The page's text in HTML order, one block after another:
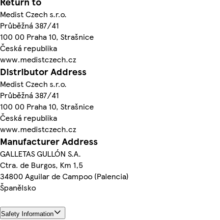
Medist Czech s.r.o.
Průběžná 387/41
100 00 Praha 10, Strašnice
Česká republika
www.medistczech.cz
Distributor Address
Medist Czech s.r.o.
Průběžná 387/41
100 00 Praha 10, Strašnice
Česká republika
www.medistczech.cz
Manufacturer Address
GALLETAS GULLÓN S.A.
Ctra. de Burgos, Km 1,5
34800 Aguilar de Campoo (Palencia)
Španělsko
Safety Information